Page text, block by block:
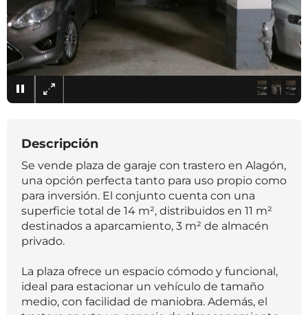
×
Descripción
Se vende plaza de garaje con trastero en Alagón,
una opción perfecta tanto para uso propio como
para inversión. El conjunto cuenta con una
superficie total de 14 m², distribuidos en 11 m²
destinados a aparcamiento, 3 m² de almacén
privado.
La plaza ofrece un espacio cómodo y funcional,
ideal para estacionar un vehículo de tamaño
medio, con facilidad de maniobra. Además, el